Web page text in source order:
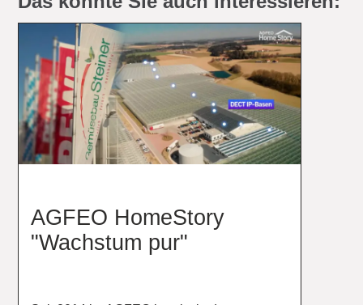
powered byUsercentrics Consent
Management Platform&eRecht24
AGFEO HomeStory
"Wachstum pur"